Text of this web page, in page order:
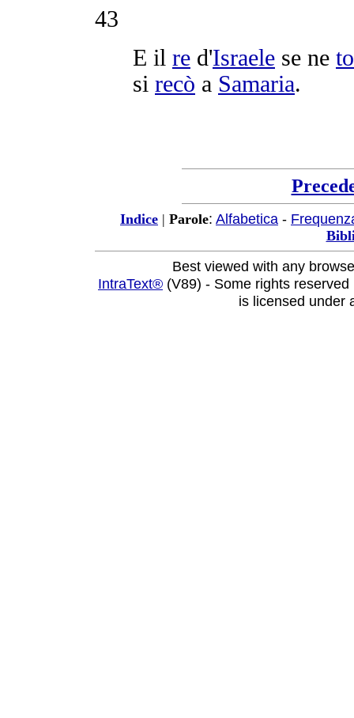
43
E il re d'Israele se ne
si recò a Samaria.
Indice | Parole: Alfabetica -
Best viewed with any
IntraText® (V89) - Some rights
is licensed under